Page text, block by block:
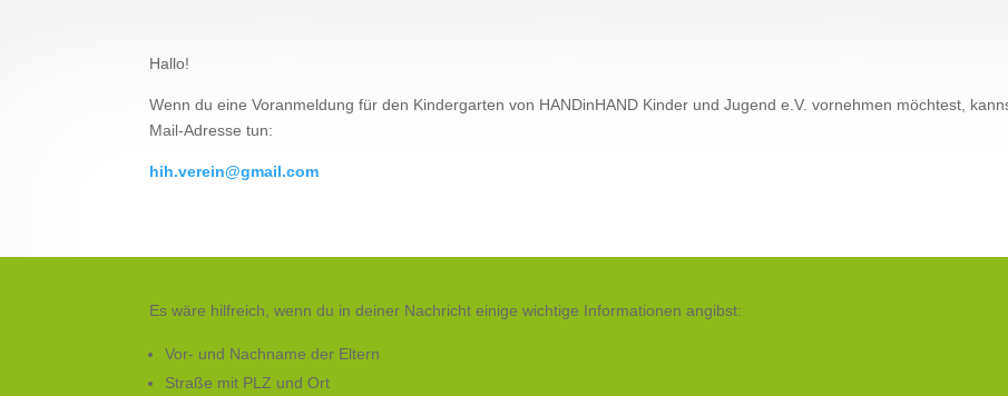
Hallo!
Wenn du eine Voranmeldung für den Kindergarten von HANDinHAND Kinder und Jugend e.V. vornehmen möchtest,
Mail-Adresse tun:
hih.verein@gmail.com
Es wäre hilfreich, wenn du in deiner Nachricht einige wichtige Informationen angibst:
Vor- und Nachname der Eltern
Straße mit PLZ und Ort